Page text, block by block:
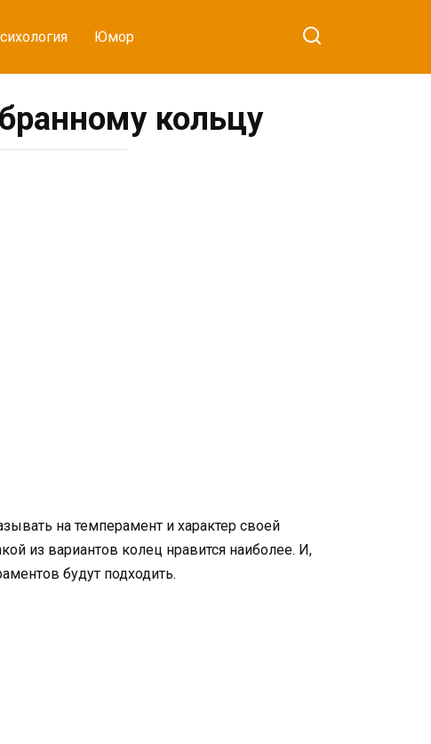
Юмор
кольцу
на темперамент и характер своей
из вариантов колец нравится наиболее. И,
будут подходить.